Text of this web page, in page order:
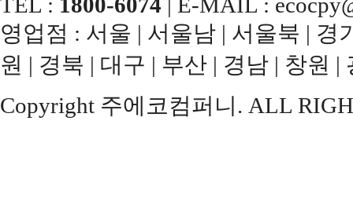
영업점 : 서울 | 서울남 | 서울북 | 경
원 | 경북 | 대구 | 부산 | 경남 | 창원 |
Copyright 주에코컴퍼니. ALL